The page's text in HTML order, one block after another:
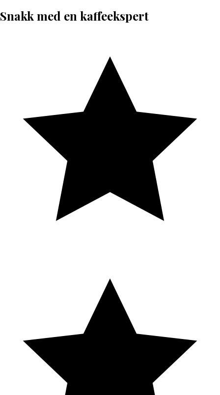
Snakk med en kaffeekspert